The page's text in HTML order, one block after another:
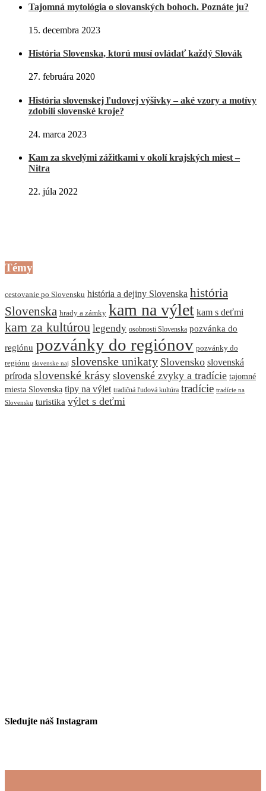
Tajomná mytológia o slovanských bohoch. Poznáte ju?
15. decembra 2023
História Slovenska, ktorú musí ovládať každý Slovák
27. februára 2020
História slovenskej ľudovej výšivky – aké vzory a motívy
zdobili slovenské kroje?
24. marca 2023
Kam za skvelými zážitkami v okolí krajských miest –
Nitra
22. júla 2022
Témy
cestovanie po Slovensku história a dejiny Slovenska história
Slovenska hrady a zámky kam na výlet kam s deťmi
kam za kultúrou legendy osobnosti Slovenska pozvánka do
regiónu pozvánky do regiónov pozvánky do
regiónu slovenske naj slovenske unikaty Slovensko slovenská
príroda slovenské krásy slovenské zvyky a tradície tajomné
miesta Slovenska tipy na výlet tradičná ľudová kultúra tradície tradície na
Slovensku turistika výlet s deťmi
Sledujte náš Instagram